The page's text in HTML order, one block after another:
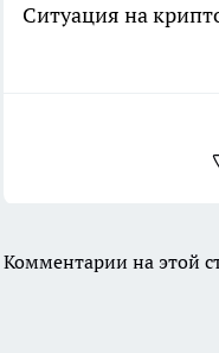
Ситуация на
Комментарии на этой